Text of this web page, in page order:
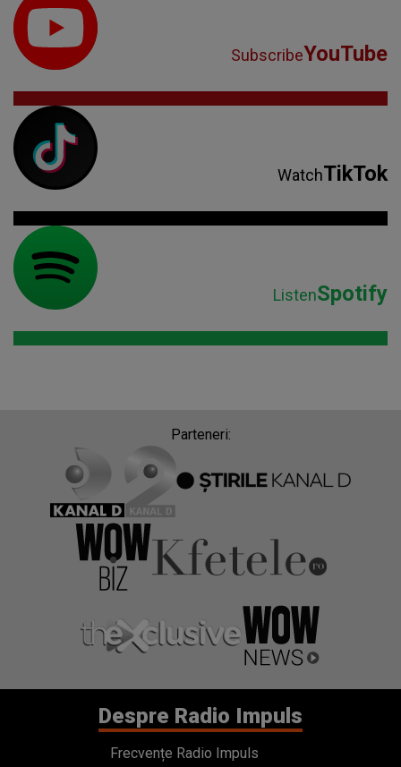
SubscribeYouTube
WatchTikTok
ListenSpotify
Parteneri:
Despre Radio Impuls
Frecvențe Radio Impuls